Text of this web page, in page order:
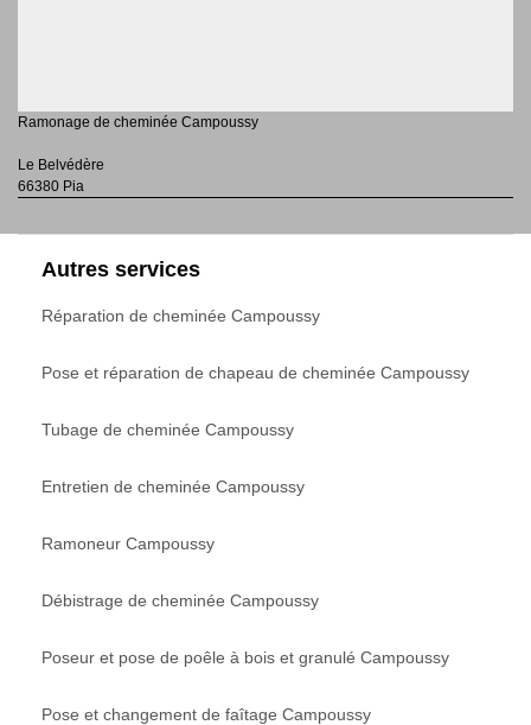
Ramonage de cheminée Campoussy
Le Belvédère
66380 Pia
Autres services
Réparation de cheminée Campoussy
Pose et réparation de chapeau de cheminée Campoussy
Tubage de cheminée Campoussy
Entretien de cheminée Campoussy
Ramoneur Campoussy
Débistrage de cheminée Campoussy
Poseur et pose de poêle à bois et granulé Campoussy
Pose et changement de faîtage Campoussy